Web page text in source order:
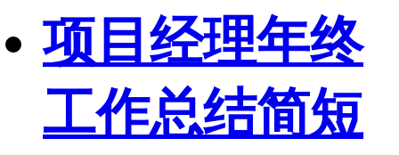
项目经理年终
工作总结简短